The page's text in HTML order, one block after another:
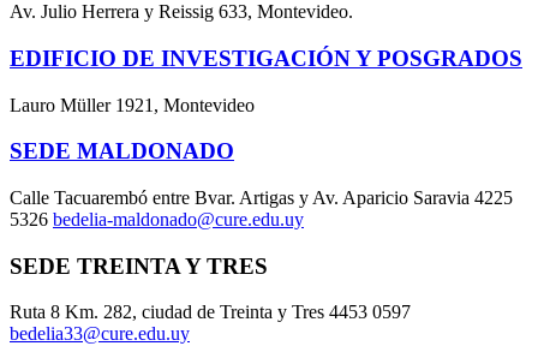
Av. Julio Herrera y Reissig 633, Montevideo.
EDIFICIO DE INVESTIGACIÓN Y POSGRADOS
Lauro Müller 1921, Montevideo
SEDE MALDONADO
Calle Tacuarembó entre Bvar. Artigas y Av. Aparicio Saravia 4225
5326 bedelia-maldonado@cure.edu.uy
SEDE TREINTA Y TRES
Ruta 8 Km. 282, ciudad de Treinta y Tres 4453 0597
bedelia33@cure.edu.uy